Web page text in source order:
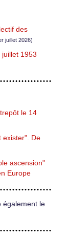
des
juillet 2026)
juillet 1953
le 14
exister". De
ascension"
Europe
également le